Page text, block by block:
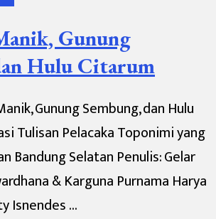
Gunung
Hulu Citarum
Gunung Sembung, dan Hulu
Tulisan Pelacaka Toponimi yang
Bandung Selatan Penulis: Gelar
& Karguna Purnama Harya
Isnendes …